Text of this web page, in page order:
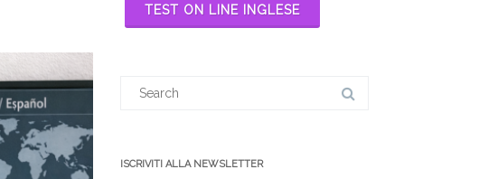
TEST ON LINE INGLESE
ISCRIVITI ALLA NEWSLETTER